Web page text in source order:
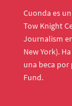
Cuonda es
Tow Knight
Journalism
New York).
una beca por
Fund.